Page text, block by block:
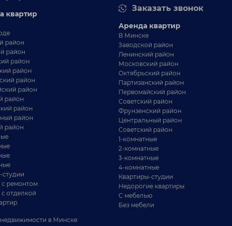
км от Минска
для тех, кто ищет точку входа в загородную
с минимальным бюджетом. Продаём не
а ...
72 832 BYN
с печью для вашей семьи. Минская
Молодечненский р-н, д.Бояры
квартир
район
район
район
район
район
район
район
район
район
район
студии
с ремонтом
отделкой
в Минске
Заказать звонок
Аренда квартир
В Минске
Заводской район
Ленинский район
Московский район
Октябрьский район
Партизанский район
Первомайский район
Советский район
Фрунзенский район
Центральный район
Советский район
1-комнатные
2-комнатные
3-комнатные
4-комнатные
Квартиры-студии
Недорогие квартиры
С мебелью
Без мебели